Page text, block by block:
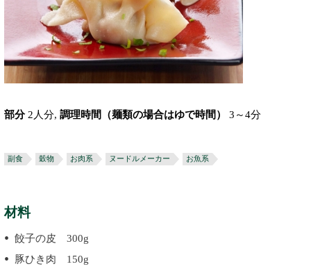
部分 2人分, 調理時間（麺類の場合はゆで時間） 3～4分
副食 穀物 お肉系 ヌードルメーカー お魚系
材料
餃子の皮 300g
豚ひき肉 150g